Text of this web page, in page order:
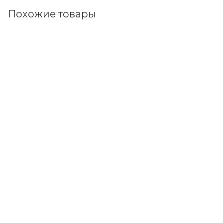
Похожие товары